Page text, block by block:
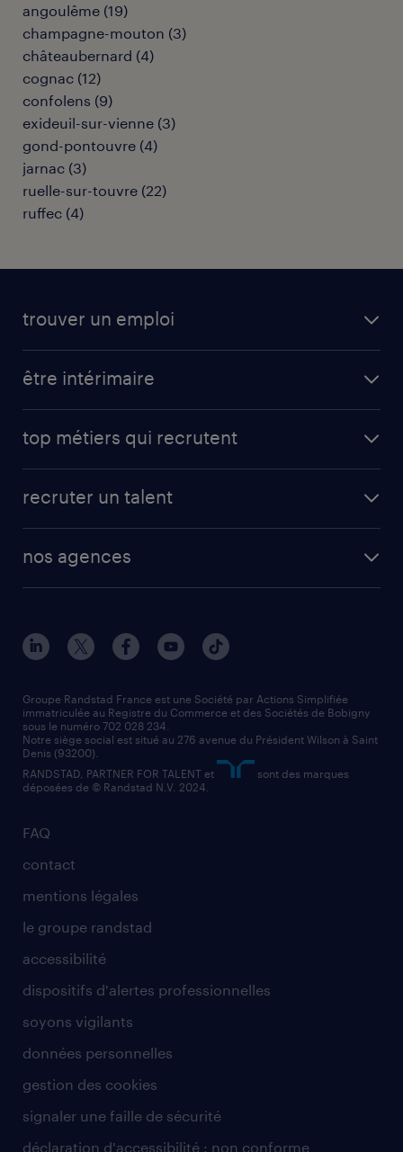
angoulême (19)
champagne-mouton (3)
châteaubernard (4)
cognac (12)
confolens (9)
exideuil-sur-vienne (3)
gond-pontouvre (4)
jarnac (3)
ruelle-sur-touvre (22)
ruffec (4)
trouver un emploi
créer un compte candidat
être intérimaire
app talent / portail web
top métiers qui recrutent
manutentionnaire
assistant administratif
comptable
recruter un talent
solutions opérationnelles
contact entreprise
faq intérim / recrutement
nos agences
nos agences par ville
nos agences par région
nos cabinets de recrutement
FAQ
contact
mentions légales
le groupe randstad
accessibilité
dispositifs d'alertes professionnelles
soyons vigilants
données personnelles
gestion des cookies
signaler une faille de sécurité
déclaration d'accessibilité : non conforme
Groupe Randstad France est une Société par Actions Simplifiée
immatriculée au Registre du Commerce et des Sociétés de Bobigny
sous le numéro 702 028 234.
Notre siège social est situé au 276 avenue du Président Wilson à Saint
Denis (93200).
RANDSTAD, PARTNER FOR TALENT et
sont des marques
déposées de © Randstad N.V. 2024.